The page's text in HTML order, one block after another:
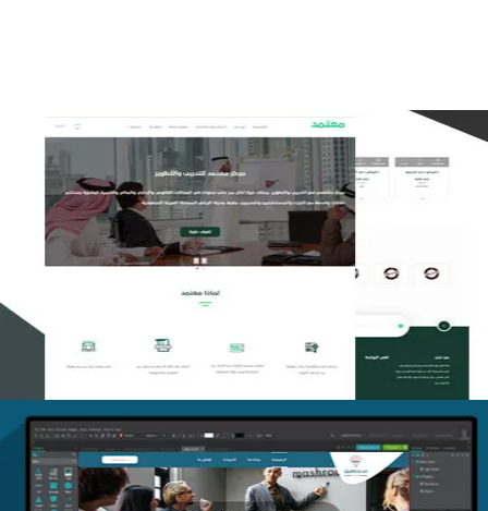
تصميم منصة معتمد للتدريب
التفاصيل